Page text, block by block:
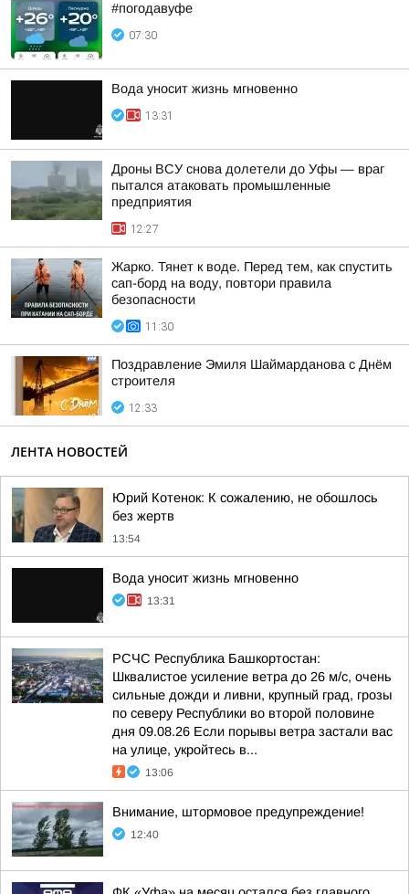
#погодавуфе
07:30
Вода уносит жизнь мгновенно
13:31
Дроны ВСУ снова долетели до Уфы — враг
пытался атаковать промышленные
предприятия
12:27
Жарко. Тянет к воде. Перед тем, как спустить
сап-борд на воду, повтори правила
безопасности
11:30
Поздравление Эмиля Шаймарданова с Днём
строителя
12:33
ЛЕНТА НОВОСТЕЙ
Юрий Котенок: К сожалению, не обошлось
без жертв
13:54
Вода уносит жизнь мгновенно
13:31
РСЧС Республика Башкортостан:
Шквалистое усиление ветра до 26 м/с, очень
сильные дожди и ливни, крупный град, грозы
по северу Республики во второй половине
дня 09.08.26 Если порывы ветра застали вас
на улице, укройтесь в...
13:06
Внимание, штормовое предупреждение!
12:40